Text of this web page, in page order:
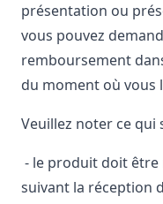
présentation ou
vous pouvez
remboursement
du moment où vous
Veuillez noter ce qui
- le produit doit être
suivant la réception